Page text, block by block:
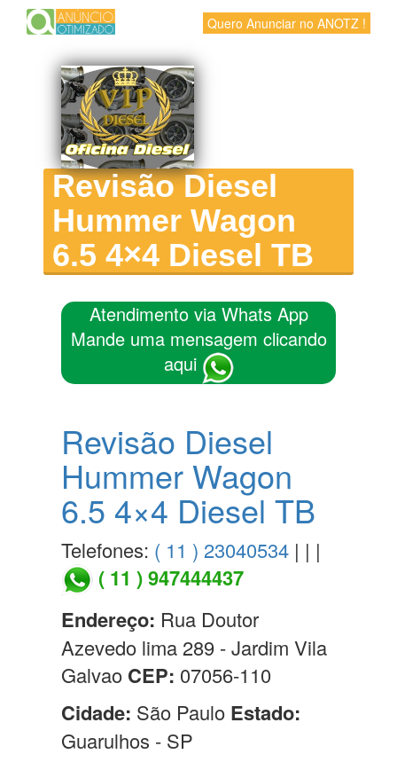
Quero Anunciar no ANOTZ !
Revisão Diesel
Hummer Wagon
6.5 4×4 Diesel TB
Atendimento via Whats App
Mande uma mensagem clicando
aqui
Revisão Diesel
Hummer Wagon
6.5 4×4 Diesel TB
Telefones: ( 11 ) 23040534 | | |
( 11 ) 947444437
Endereço: Rua Doutor
Azevedo lima 289 - Jardim Vila
Galvao CEP: 07056-110
Cidade: São Paulo Estado:
Guarulhos - SP